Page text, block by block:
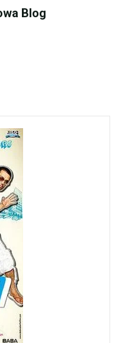
Blog